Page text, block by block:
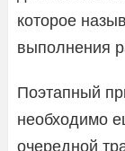
которое
выполнения
Поэтапный
необходимо
очередной